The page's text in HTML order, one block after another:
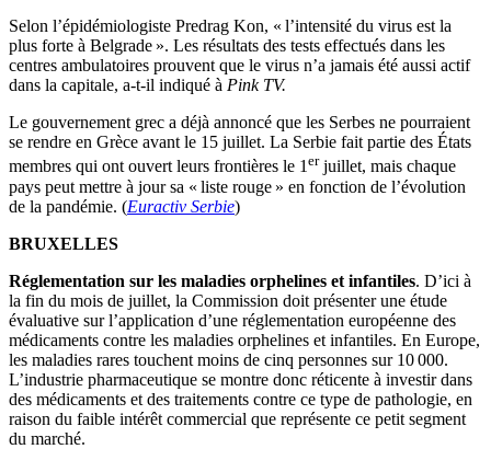
Selon l’épidémiologiste Predrag Kon, « l’intensité du virus est la
plus forte à Belgrade ». Les résultats des tests effectués dans les
centres ambulatoires prouvent que le virus n’a jamais été aussi actif
dans la capitale, a-t-il indiqué à Pink TV.
Le gouvernement grec a déjà annoncé que les Serbes ne pourraient
se rendre en Grèce avant le 15 juillet. La Serbie fait partie des États
membres qui ont ouvert leurs frontières le 1erjuillet, mais chaque
pays peut mettre à jour sa « liste rouge » en fonction de l’évolution
de la pandémie. (Euractiv Serbie)
BRUXELLES
Réglementation sur les maladies orphelines et infantiles. D’ici à
la fin du mois de juillet, la Commission doit présenter une étude
évaluative sur l’application d’une réglementation européenne des
médicaments contre les maladies orphelines et infantiles. En Europe,
les maladies rares touchent moins de cinq personnes sur 10 000.
L’industrie pharmaceutique se montre donc réticente à investir dans
des médicaments et des traitements contre ce type de pathologie, en
raison du faible intérêt commercial que représente ce petit segment
du marché.